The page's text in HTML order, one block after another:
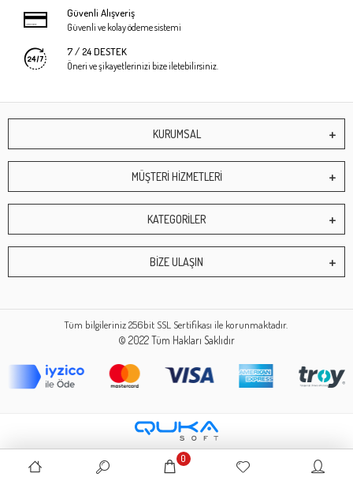
Güvenli Alışveriş
Güvenli ve kolay ödeme sistemi
7 / 24 DESTEK
Öneri ve şikayetlerinizi bize iletebilirsiniz.
KURUMSAL
MÜŞTERİ HİZMETLERİ
KATEGORİLER
BİZE ULAŞIN
Tüm bilgileriniz 256bit SSL Sertifikası ile korunmaktadır.
© 2022Tüm Hakları Saklıdır
0